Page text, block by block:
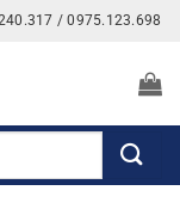
/ 0975.123.698